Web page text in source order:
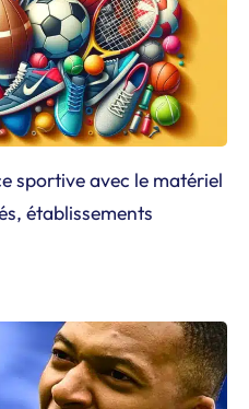
sportive avec le matériel
établissements